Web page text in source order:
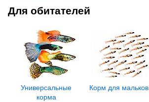
Для обитателей
Универсальные
корма
Корм для мальков